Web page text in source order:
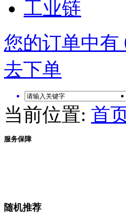
工业链
您的订单中有
去下单
当前位置: 首
服务保障
随机推荐